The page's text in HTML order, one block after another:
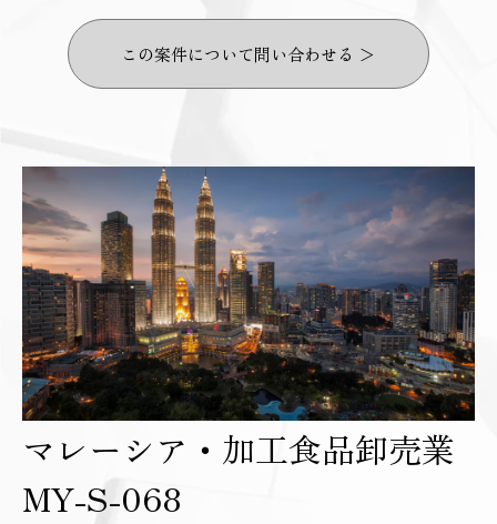
この案件について問い合わせる ＞
マレーシア・加工食品卸売業
MY-S-068